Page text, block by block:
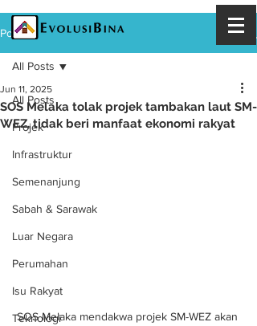
Post
All Posts
Projek
Infrastruktur
Semenanjung
Sabah & Sarawak
Luar Negara
Perumahan
Isu Rakyat
Teknologi
All Posts
SOS Melaka tolak projek tambakan laut SM-
WEZ, tidak beri manfaat ekonomi rakyat
Jun 11, 2025
SOS Melaka mendakwa projek SM-WEZ akan